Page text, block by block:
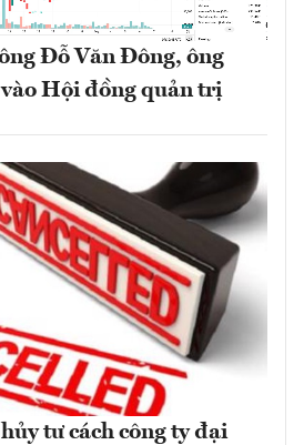
Đỗ Văn Đông, ông
Hội đồng quản trị
tư cách công ty đại